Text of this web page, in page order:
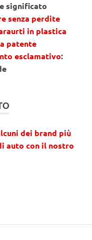
significato
senza perdite
in plastica
patente
esclamativo:
dei brand più
auto con il nostro